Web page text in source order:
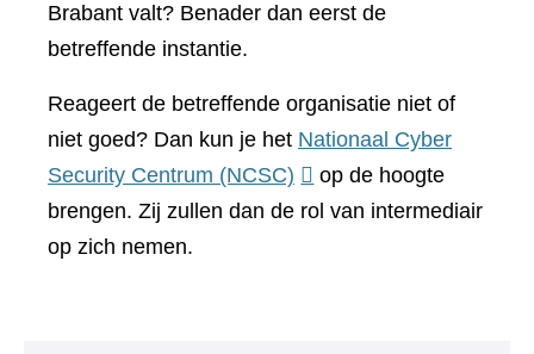
Brabant valt? Benader dan eerst de
betreffende instantie.
Reageert de betreffende organisatie niet of
niet goed? Dan kun je het Nationaal Cyber
Security Centrum (NCSC) (verwijst
naar
op de hoogte
brengen. Zij zullen dan de rol van intermediair
op zich nemen.